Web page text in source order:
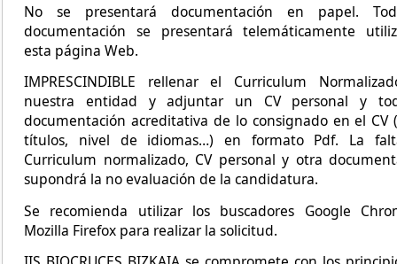
No se presentará documentación en papel.
documentación se presentará telemáticamente
esta página Web.
IMPRESCINDIBLE rellenar el Curriculum
nuestra entidad y adjuntar un CV personal y
documentación acreditativa de lo consignado en el CV
títulos, nivel de idiomas…) en formato Pdf. La
Curriculum normalizado, CV personal y otra
supondrá la no evaluación de la candidatura.
Se recomienda utilizar los buscadores Google
Mozilla Firefox para realizar la solicitud.